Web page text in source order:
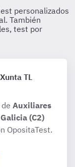
TL
Auxiliares
(C2)
OpositaTest.